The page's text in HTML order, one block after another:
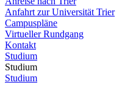
Anfahrt zur Universität Trier
Campuspläne
Virtueller Rundgang
Kontakt
Studium
Studium
Studium